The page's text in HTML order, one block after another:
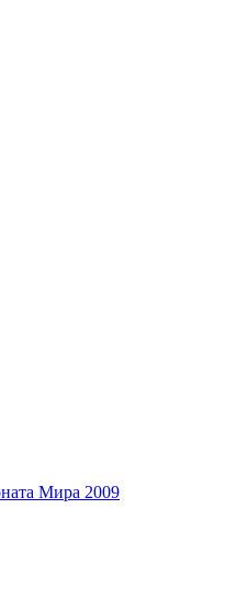
Мира 2009